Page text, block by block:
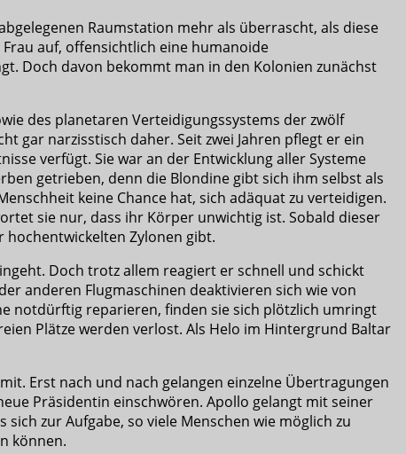
Raumstation mehr als überrascht, als diese
auf, offensichtlich eine humanoide
Doch davon bekommt man in den Kolonien zunächst
des planetaren Verteidigungssystems der zwölf
gar narzisstisch daher. Seit zwei Jahren pflegt er ein
verfügt. Sie war an der Entwicklung aller Systeme
getrieben, denn die Blondine gibt sich ihm selbst als
keine Chance hat, sich adäquat zu verteidigen.
sie nur, dass ihr Körper unwichtig ist. Sobald dieser
Zylonen gibt.
Doch trotz allem reagiert er schnell und schickt
anderen Flugmaschinen deaktivieren sich wie von
notdürftig reparieren, finden sie sich plötzlich umringt
Plätze werden verlost. Als Helo im Hintergrund Baltar
Erst nach und nach gelangen einzelne Übertragungen
Präsidentin einschwören. Apollo gelangt mit seiner
zur Aufgabe, so viele Menschen wie möglich zu
können.